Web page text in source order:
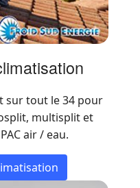
sur tout le 34 pour
multisplit et
air / eau.